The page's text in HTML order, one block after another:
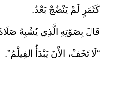
كَثَمَرٍ لَمْ يَنْضُجْ بَعْدُ.
قَالَ بِصَوْتِهِ الَّذِي يُشْبِهُ
“لَا تَخَفْ، الآْنَ يَبْدَأُ الفِيلْمُ”.